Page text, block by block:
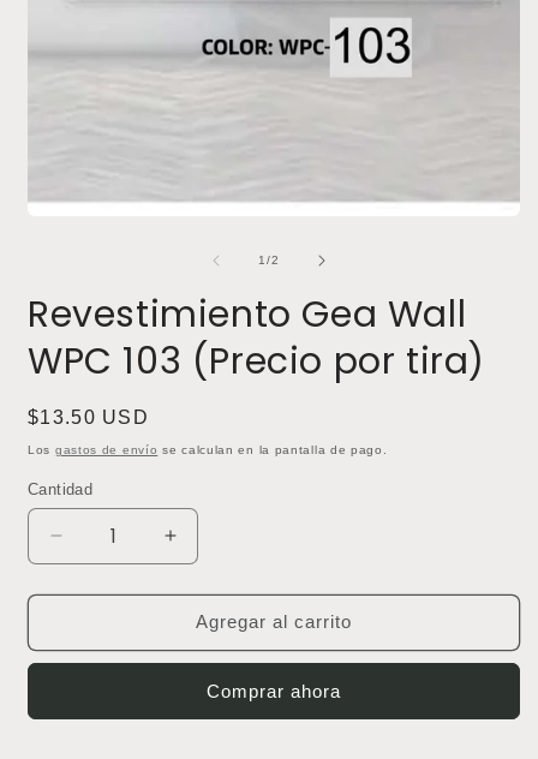
una
ventana
modal
1/de
2
Revestimiento Gea Wall
WPC 103 (Precio por tira)
Precio
habitual
$13.50 USD
Los gastos de envío se calculan en la pantalla de pago.
Cantidad
Reducir
cantidad
para
Gea
103
Aumentar
cantidad
para
Revestimiento
Gea
WPC
103
Agregar al carrito
Comprar ahora